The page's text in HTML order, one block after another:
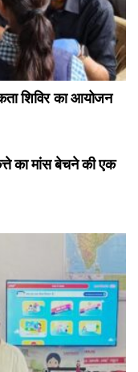
शिविर का आयोजन
का मांस बेचने की एक